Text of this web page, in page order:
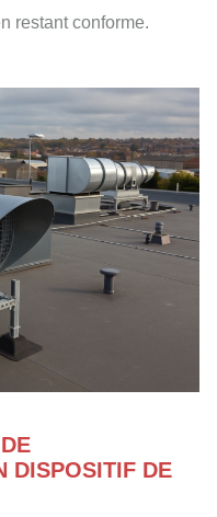
restant conforme.
DISPOSITIF DE